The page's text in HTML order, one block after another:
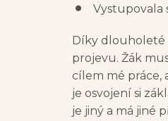
Vystupovala
Díky dlouholeté
projevu. Žák
cílem mé práce,
je osvojení si
je jiný a má jiné